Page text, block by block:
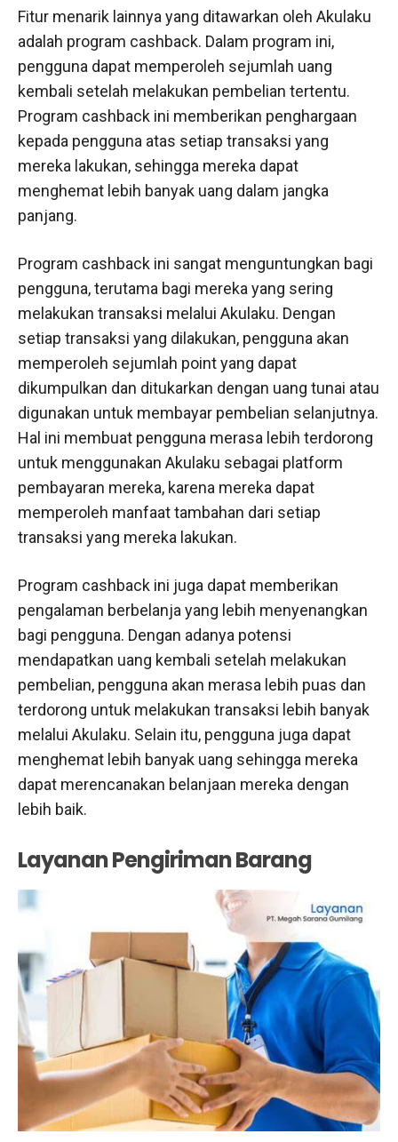
Fitur menarik lainnya yang ditawarkan oleh Akulaku
adalah program cashback. Dalam program ini,
pengguna dapat memperoleh sejumlah uang
kembali setelah melakukan pembelian tertentu.
Program cashback ini memberikan penghargaan
kepada pengguna atas setiap transaksi yang
mereka lakukan, sehingga mereka dapat
menghemat lebih banyak uang dalam jangka
panjang.
Program cashback ini sangat menguntungkan bagi
pengguna, terutama bagi mereka yang sering
melakukan transaksi melalui Akulaku. Dengan
setiap transaksi yang dilakukan, pengguna akan
memperoleh sejumlah point yang dapat
dikumpulkan dan ditukarkan dengan uang tunai atau
digunakan untuk membayar pembelian selanjutnya.
Hal ini membuat pengguna merasa lebih terdorong
untuk menggunakan Akulaku sebagai platform
pembayaran mereka, karena mereka dapat
memperoleh manfaat tambahan dari setiap
transaksi yang mereka lakukan.
Program cashback ini juga dapat memberikan
pengalaman berbelanja yang lebih menyenangkan
bagi pengguna. Dengan adanya potensi
mendapatkan uang kembali setelah melakukan
pembelian, pengguna akan merasa lebih puas dan
terdorong untuk melakukan transaksi lebih banyak
melalui Akulaku. Selain itu, pengguna juga dapat
menghemat lebih banyak uang sehingga mereka
dapat merencanakan belanjaan mereka dengan
lebih baik.
Layanan Pengiriman Barang